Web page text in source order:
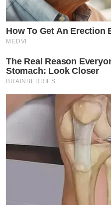
How To Get An Erection
MEDVI
The Real Reason
Stomach: Look Closer
BRAINBERRIES